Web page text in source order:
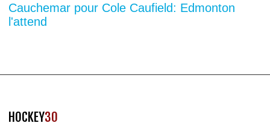
Cauchemar pour Cole Caufield: Edmonton
l'attend
HOCKEY30